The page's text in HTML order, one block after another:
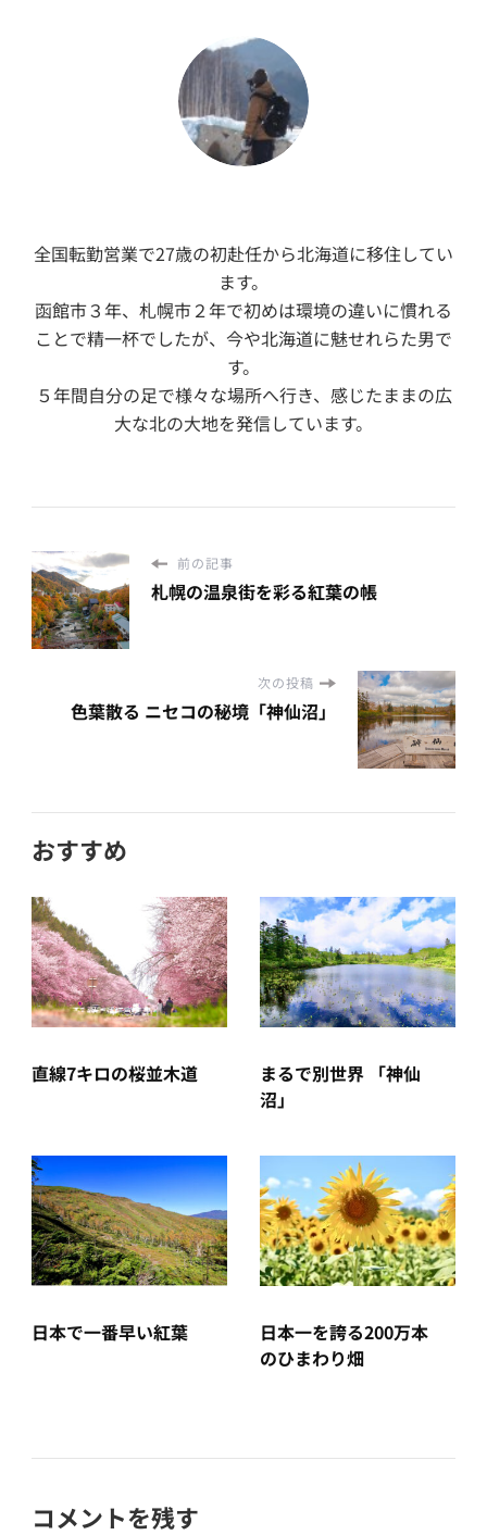
全国転勤営業で27歳の初赴任から北海道に移住してい
ます。
函館市３年、札幌市２年で初めは環境の違いに慣れる
ことで精一杯でしたが、今や北海道に魅せれらた男で
す。
５年間自分の足で様々な場所へ行き、感じたままの広
大な北の大地を発信しています。
前の記事
札幌の温泉街を彩る紅葉の帳
次の投稿
色葉散る ニセコの秘境「神仙沼」
おすすめ
直線7キロの桜並木道
まるで別世界 「神仙
沼」
日本で一番早い紅葉
日本一を誇る200万本
のひまわり畑
コメントを残す